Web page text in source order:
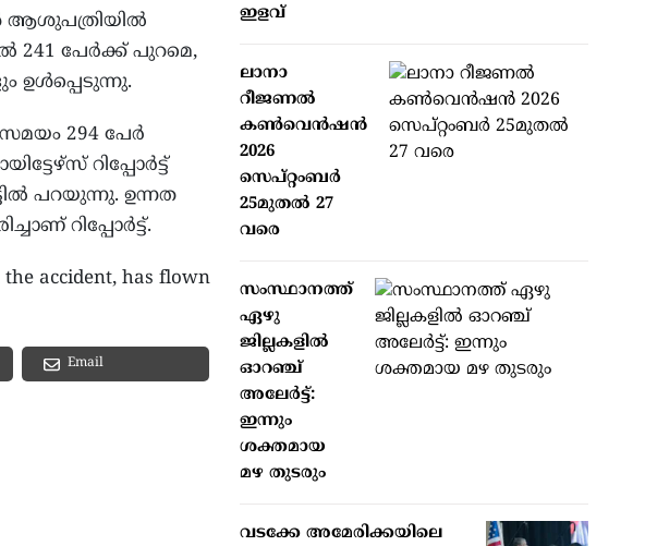
ആശുപത്രിയിൽ
241 പേർക്ക് പുറമെ,
ഉൾപ്പെടുന്നു.
294 പേർ
റിപ്പോർട്ട്
പറയുന്നു. ഉന്നത
റിപ്പോർട്ട്.
accident, has flown
Email
ഇളവ്
ലാനാ
റീജണല്‍
കണ്‍വെന്‍ഷന്‍
2026
സെപ്റ്റംബര്‍
25മുതല്‍ 27
വരെ
സംസ്ഥാനത്ത്
ഏഴു
ജില്ലകളില്‍
ഓറഞ്ച്
അലേര്‍ട്ട്:
ഇന്നും
ശക്തമായ
മഴ തുടരും
വടക്കേ അമേരിക്കയിലെ